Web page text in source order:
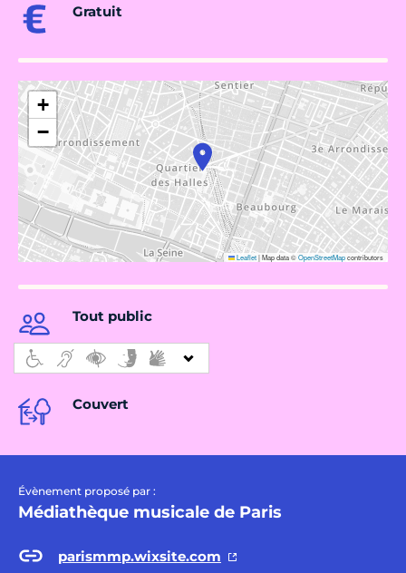
Gratuit
+
−
Leaflet|Map data ©OpenStreetMapcontributors
Tout public
Couvert
Évènement proposé par :
Médiathèque musicale de Paris
parismmp.wixsite.com